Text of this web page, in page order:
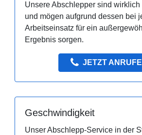
Unsere Abschlepper sind
und mögen aufgrund dessen bei
Arbeitseinsatz für ein
Ergebnis sorgen.
JETZT
Geschwindigkeit
Unser Abschlepp-Service in der